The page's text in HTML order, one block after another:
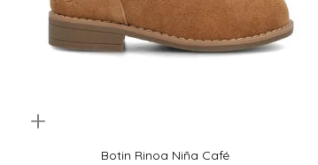
Quickview
Botin Rinoa Niña Café